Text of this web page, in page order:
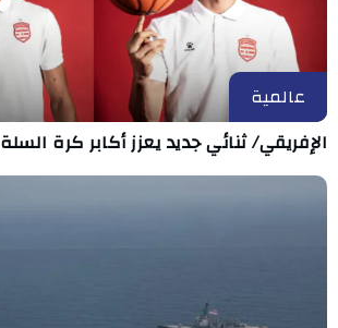
عالمية
الإفريقي/ ثنائي جديد يعزز أكابر كرة السلة